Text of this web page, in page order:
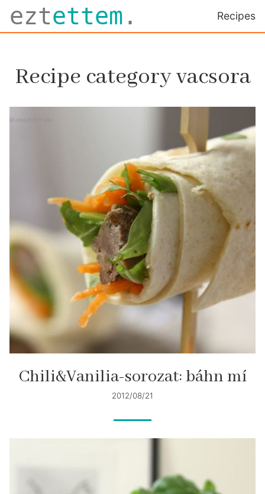
eztettem . Recipes
Recipe category vacsora
Chili&Vanilia-sorozat: báhn mí
2012/08/21